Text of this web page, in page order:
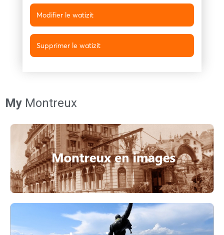
Modifier le watizit
Supprimer le watizit
My Montreux